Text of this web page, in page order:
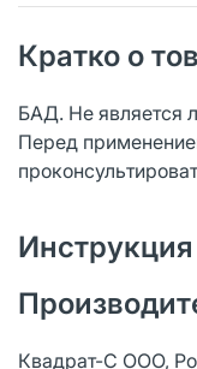
Кратко о
БАД. Не является
Перед
Квадрат-С ООО,